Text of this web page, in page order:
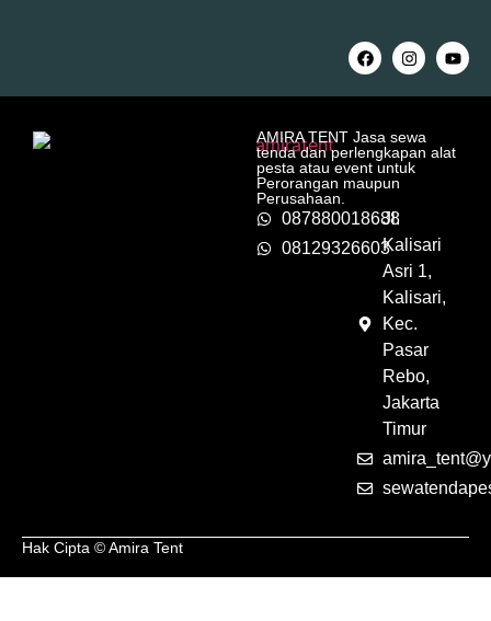
AMIRA TENT Jasa sewa
tenda dan perlengkapan alat
pesta atau event untuk
Perorangan maupun
Perusahaan.
087880018688
08129326603
Jl.
Kalisari
Asri 1,
Kalisari,
Kec.
Pasar
Rebo,
Jakarta
Timur
Hak Cipta © Amira Tent